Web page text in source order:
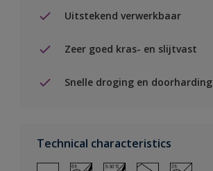
Uitstekend verwerkbaar
Zeer goed kras- en slijtvast
Snelle droging en doorharding
Technical characteristics